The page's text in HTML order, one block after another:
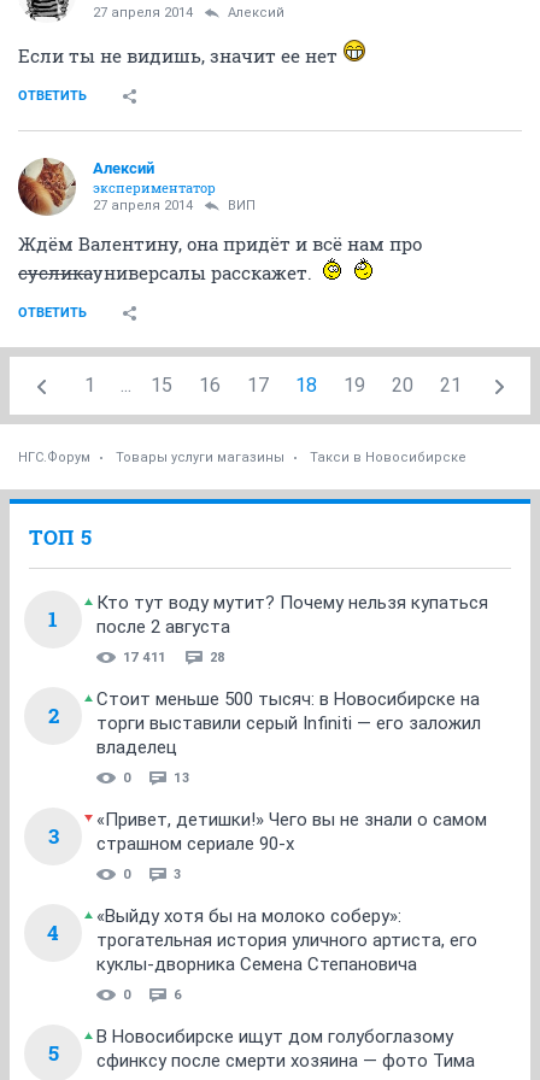
27 апреля 2014 Алексий
Если ты не видишь, значит ее нет
ОТВЕТИТЬ
Алексий
экспериментатор
27 апреля 2014 ВИП
Ждём Валентину, она придёт и всё нам про
сусликауниверсалы расскажет.
ОТВЕТИТЬ
1 ... 15 16 17 18 19 20 21
НГС.Форум Товары услуги магазины Такси в Новосибирске
ТОП 5
1
Кто тут воду мутит? Почему нельзя купаться
после 2 августа
17 411 28
2
Стоит меньше 500 тысяч: в Новосибирске на
торги выставили серый Infiniti — его заложил
владелец
0 13
3
«Привет, детишки!» Чего вы не знали о самом
страшном сериале 90-х
0 3
4
«Выйду хотя бы на молоко соберу»:
трогательная история уличного артиста, его
куклы-дворника Семена Степановича
0 6
5
В Новосибирске ищут дом голубоглазому
сфинксу после смерти хозяина — фото Тима